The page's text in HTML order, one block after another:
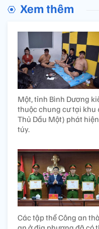
Xem thêm
Một, tỉnh Bình Dương
thuộc chung cư tại khu
Thủ Dầu Một) phát
túy.
Các tập thể Công an